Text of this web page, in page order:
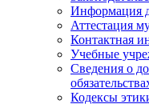
Информация
Аттестация
Контактная
Учебные
Сведения о
Кодексы